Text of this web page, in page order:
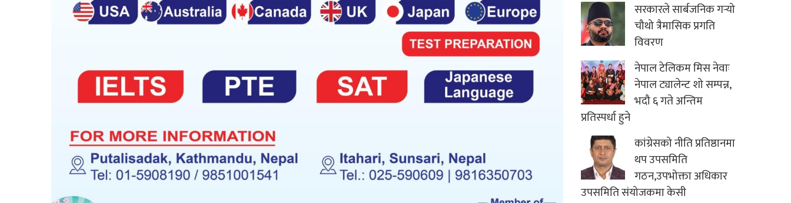
सरकारले सार्बजनिक गर्‍यो
चौथो त्रैमासिक प्रगति
विवरण
नेपाल टेलिकम मिस नेवाः
नेपाल ट्यालेन्ट शो सम्पन्न,
भदौ ६ गते अन्तिम
प्रतिस्पर्धा हुने
कांग्रेसको नीति प्रतिष्ठानमा
थप उपसमिति
गठन,उपभोक्ता अधिकार
उपसमिति संयोजकमा केसी